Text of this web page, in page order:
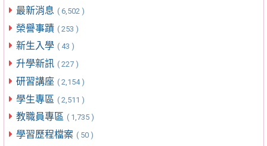
最新消息 ( 6,502 )
榮譽事蹟 ( 253 )
新生入學 ( 43 )
升學新訊 ( 227 )
研習講座 ( 2,154 )
學生專區 ( 2,511 )
教職員專區 ( 1,735 )
學習歷程檔案 ( 50 )